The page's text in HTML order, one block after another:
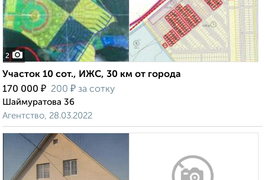
2
Участок 10 сот., ИЖС, 30 км от города
170 000 ₽ 200 ₽ за сотку
Шаймуратова 36
Агентство, 28.03.2022